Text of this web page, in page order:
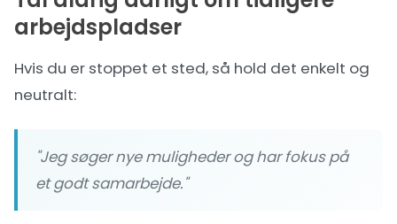
arbejdspladser
Hvis du er stoppet et sted, så hold det enkelt og
neutralt:
"Jeg søger nye muligheder og har fokus på
et godt samarbejde."